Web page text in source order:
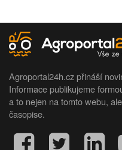
Agroportal24h.cz přináší
Informace publikujeme
a to nejen na tomto webu,
časopise.